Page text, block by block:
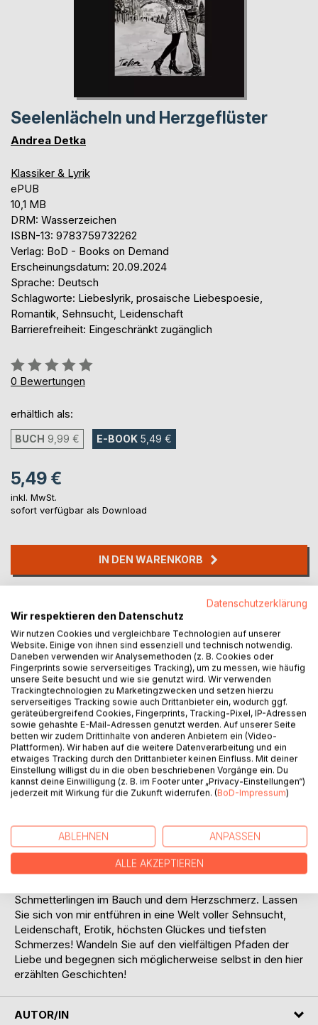
Seelenlächeln und Herzgeflüster
Andrea Detka
Klassiker & Lyrik
ePUB
10,1 MB
DRM: Wasserzeichen
ISBN-13: 9783759732262
Verlag: BoD - Books on Demand
Erscheinungsdatum: 20.09.2024
Sprache: Deutsch
Schlagworte: Liebeslyrik, prosaische Liebespoesie,
Romantik, Sehnsucht, Leidenschaft
Barrierefreiheit: Eingeschränkt zugänglich
Bewertung::
0%
0 Bewertungen
erhältlich als:
BUCH 9,99 € E-BOOK 5,49 €
5,49 €
inkl. MwSt.
sofort verfügbar als Download
IN DEN WARENKORB
Titel bewerten
BESCHREIBUNG
Seelenlächeln und Herzgeflüster - eine Gedankenflut
lyrischer und prosaischer Texte über die Liebe in allen ihren
Facetten. Mal kommt sie federleicht daher, mal
uns mit ihrer Intensität. Auch hat sie uns schon oft
enttäuscht. Dennoch ist die Liebe eines der schönsten
Gefühle der Welt. In diesem Buch konfrontiere ich meine
Leserinnen und Leser mit der geballten Ausdruckskraft der
Schmetterlingen im Bauch und dem Herzschmerz. Lassen
Sie sich von mir entführen in eine Welt voller Sehnsucht,
Leidenschaft, Erotik, höchsten Glückes und tiefsten
Schmerzes! Wandeln Sie auf den vielfältigen Pfaden der
Liebe und begegnen sich möglicherweise selbst in den hier
erzählten Geschichten!
AUTOR/IN
Datenschutzerklärung
Wir respektieren den Datenschutz
Wir nutzen Cookies und vergleichbare Technologien auf unserer
Website. Einige von ihnen sind essenziell und technisch notwendig.
Daneben verwenden wir Analysemethoden (z. B. Cookies oder
Fingerprints sowie serverseitiges Tracking), um zu messen, wie häufig
unsere Seite besucht und wie sie genutzt wird. Wir verwenden
Trackingtechnologien zu Marketingzwecken und setzen hierzu
serverseitiges Tracking sowie auch Drittanbieter ein, wodurch ggf.
geräteübergreifend Cookies, Fingerprints, Tracking-Pixel, IP-Adressen
sowie gehashte E-Mail-Adressen genutzt werden. Auf unserer Seite
betten wir zudem Drittinhalte von anderen Anbietern ein (Video-
Plattformen). Wir haben auf die weitere Datenverarbeitung und ein
etwaiges Tracking durch den Drittanbieter keinen Einfluss. Mit deiner
Einstellung willigst du in die oben beschriebenen Vorgänge ein. Du
kannst deine Einwilligung (z. B. im Footer unter „Privacy-Einstellungen“)
jederzeit mit Wirkung für die Zukunft widerrufen. (BoD-Impressum)
ABLEHNEN ANPASSEN
ALLE AKZEPTIEREN